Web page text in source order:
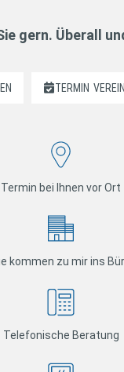
gern. Überall
TERMIN
Termin bei Ihnen vor Ort
kommen zu mir ins
Telefonische Beratung